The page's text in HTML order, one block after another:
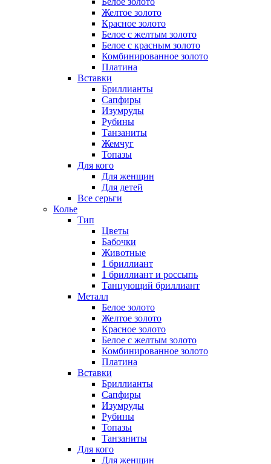
Желтое золото
Красное золото
Белое с желтым золото
Белое с красным золото
Комбинированное золото
Платина
Вставки
Бриллианты
Сапфиры
Изумруды
Рубины
Танзаниты
Жемчуг
Топазы
Для кого
Для женщин
Для детей
Все серьги
Колье
Тип
Цветы
Бабочки
Животные
1 бриллиант
1 бриллиант и россыпь
Танцующий бриллиант
Металл
Белое золото
Желтое золото
Красное золото
Белое с желтым золото
Комбинированное золото
Платина
Вставки
Бриллианты
Сапфиры
Изумруды
Рубины
Топазы
Танзаниты
Для кого
Для женщин